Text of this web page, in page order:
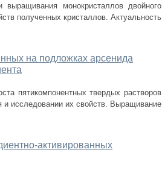
выращивания монокристаллов двойного
полученных кристаллов. Актуальность
на подложках арсенида
пятикомпонентных твердых растворов
исследовании их свойств. Выращивание
активированных